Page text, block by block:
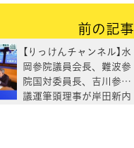
前の記事
【りっけんチャンネル】水
岡参院議員会長、難波参
院国対委員長、吉川参院
議運筆頭理事が岸田新内